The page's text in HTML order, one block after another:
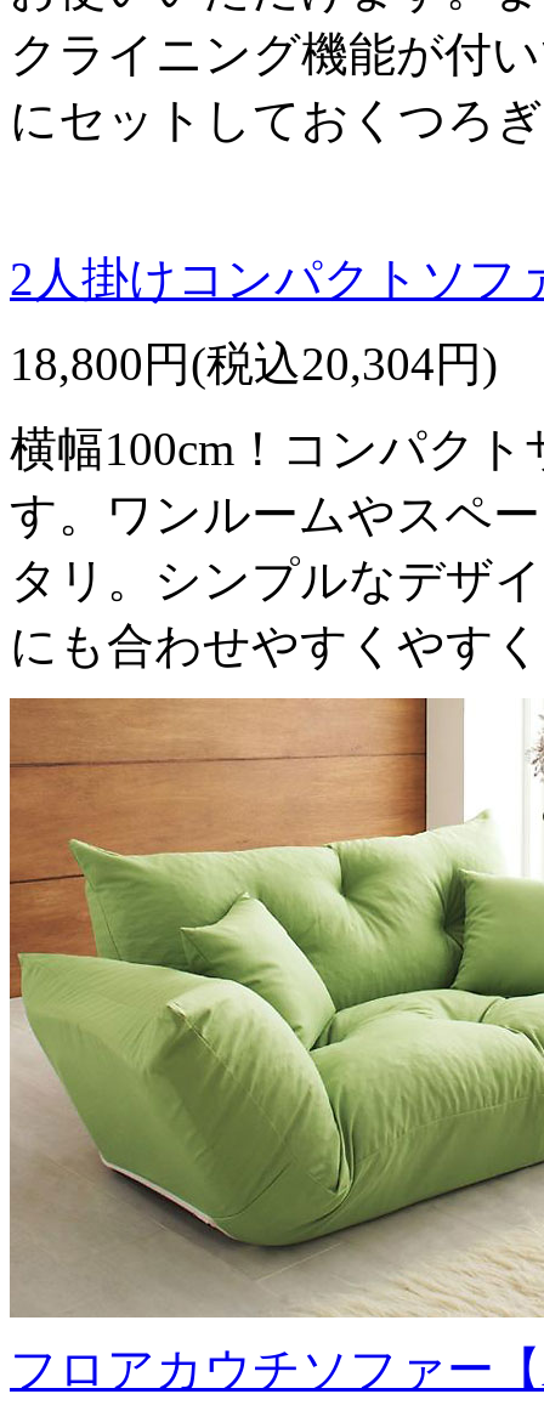
クライニング機能が付
にセットしておくつろ
2人掛けコンパクトソフ
18,800円(税込20,304円)
横幅100cm！コンパク
す。ワンルームやスペ
タリ。シンプルなデザ
にも合わせやすくやす
フロアカウチソファー